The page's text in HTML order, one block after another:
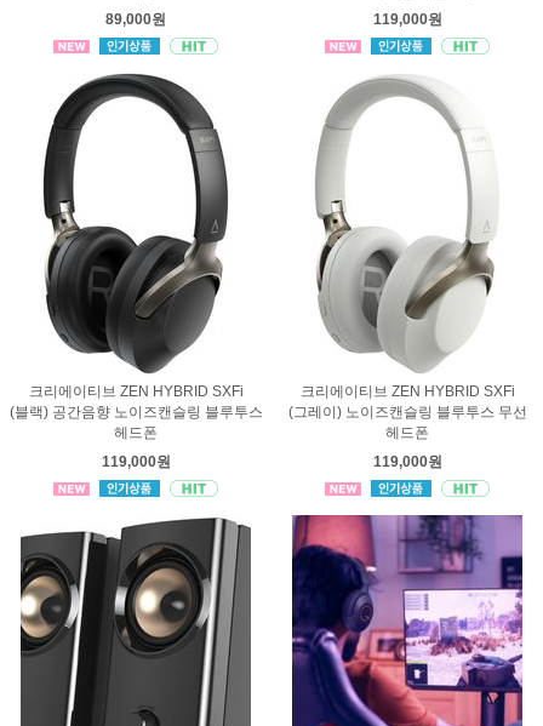
89,000원
119,000원
크리에이티브 ZEN HYBRID SXFi
(블랙) 공간음향 노이즈캔슬링 블루투스
헤드폰
119,000원
크리에이티브 ZEN HYBRID SXFi
(그레이) 노이즈캔슬링 블루투스 무선
헤드폰
119,000원